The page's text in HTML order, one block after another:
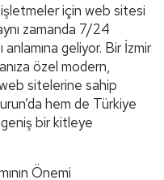
için web sitesi
zamanda 7/24
anlamına geliyor. Bir İzmir
özel modern,
sitelerine sahip
hem de Türkiye
bir kitleye
Önemi